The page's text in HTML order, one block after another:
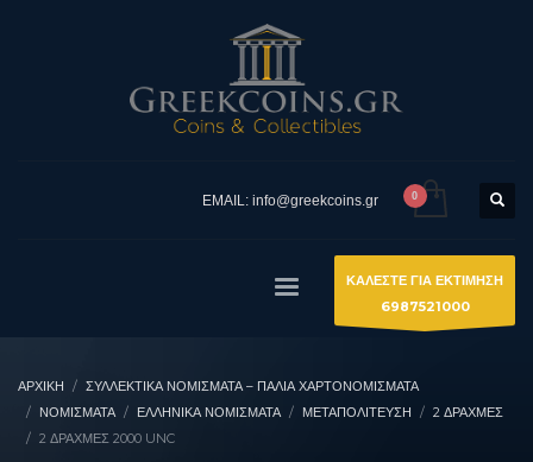
EMAIL: info@greekcoins.gr
ΚΑΛΕΣΤΕ ΓΙΑ ΕΚΤΙΜΗΣΗ
6987521000
ΑΡΧΙΚΉ
ΣΥΛΛΕΚΤΙΚΆ ΝΟΜΊΣΜΑΤΑ – ΠΑΛΙΆ ΧΑΡΤΟΝΟΜΊΣΜΑΤΑ
ΝΟΜΙΣΜΑΤΑ
ΕΛΛΗΝΙΚΆ ΝΟΜΊΣΜΑΤΑ ΜΕΤΑΠΟΛΊΤΕΥΣΗ
2 ΔΡΑΧΜΈΣ
2 ΔΡΑΧΜΕΣ 2000 UNC